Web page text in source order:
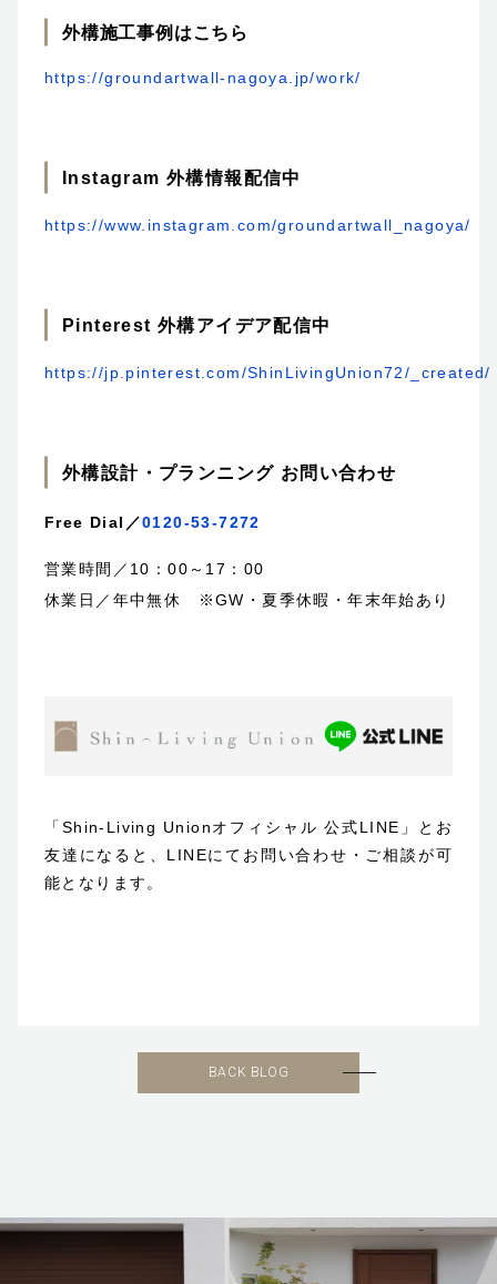
外構施工事例はこちら
https://groundartwall-nagoya.jp/work/
Instagram 外構情報配信中
https://www.instagram.com/groundartwall_nagoya/
Pinterest 外構アイデア配信中
https://jp.pinterest.com/ShinLivingUnion72/_created/
外構設計・プランニング お問い合わせ
Free Dial／0120-53-7272
営業時間／10：00～17：00
休業日／年中無休 ※GW・夏季休暇・年末年始あり
「Shin-Living Unionオフィシャル 公式LINE」とお
友達になると、LINEにてお問い合わせ・ご相談が可
能となります。
BACK BLOG